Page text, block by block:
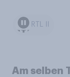
RTL II
Am selben